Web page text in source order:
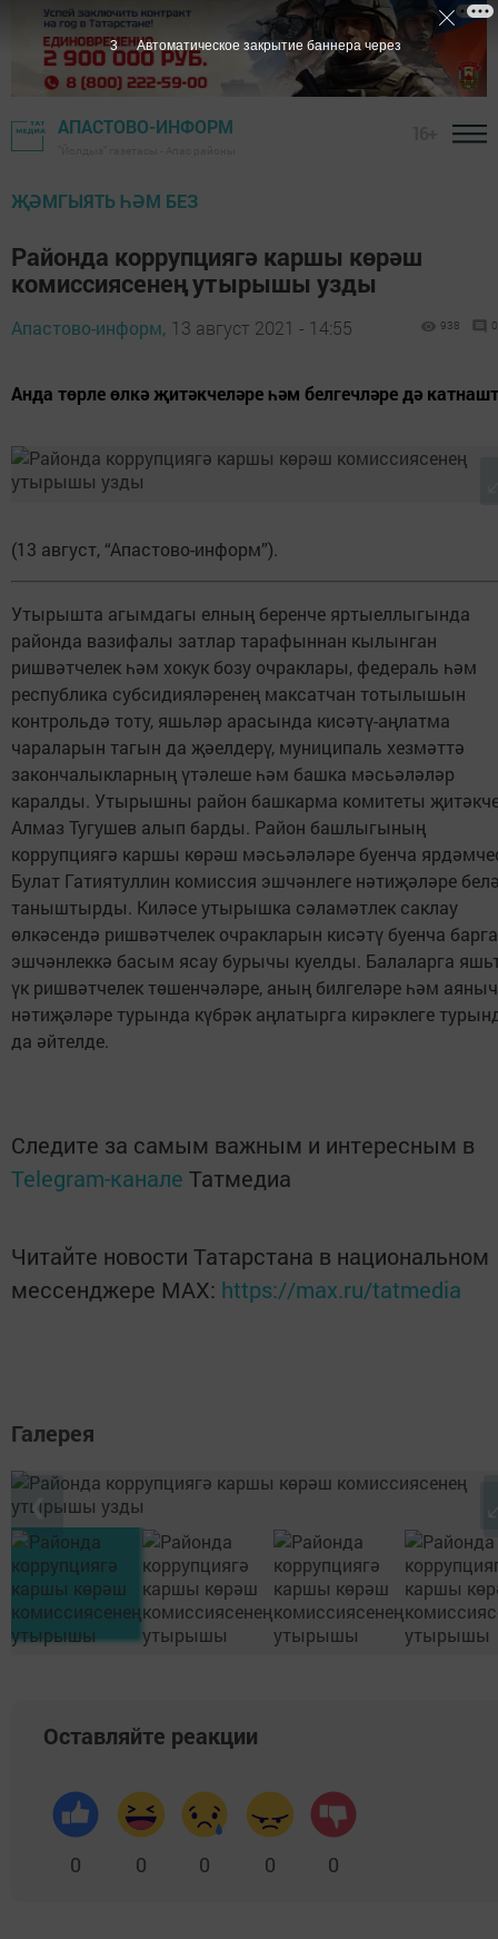
АПАСТОВО-ИНФОРМ
ҖӘМГЫЯТЬ ҺӘМ БЕЗ
Районда коррупциягә каршы көрәш
комиссиясенең утырышы узды
Апастово-информ, 13 август 2021 - 14:55 938 0
Анда төрле өлкә җитәкчеләре һәм белгечләре дә
(13 август, “Апастово-информ”).
Утырышта агымдагы елның беренче яртыеллыгында
районда вазифалы затлар тарафыннан кылынган
ришвәтчелек һәм хокук бозу очраклары, федераль һәм
республика субсидияләренең максатчан тотылышын
контрольдә тоту, яшьләр арасында кисәтү-аңлатма
чараларын тагын да җәелдерү, муниципаль хезмәттә
закончалыкларның үтәлеше һәм башка мәсьәләләр
каралды. Утырышны район башкарма комитеты
Алмаз Тугушев алып барды. Район башлыгының
коррупциягә каршы көрәш мәсьәләләре буенча
Булат Гатиятуллин комиссия эшчәнлеге нәтиҗәләре
таныштырды. Киләсе утырышка сәламәтлек саклау
өлкәсендә ришвәтчелек очракларын кисәтү буенча
эшчәнлеккә басым ясау бурычы куелды. Балаларга
үк ришвәтчелек төшенчәләре, аның билгеләре һәм аяныч
нәтиҗәләре турында күбрәк аңлатырга кирәклеге
да әйтелде.
Следите за самым важным и интересным в
Telegram-канале Татмедиа
Читайте новости Татарстана в национальном
мессенджере MАХ: https://max.ru/tatmedia
Галерея
❮
Оставляйте реакции
0 0 0 0 0
3 Автоматическое закрытие баннера через